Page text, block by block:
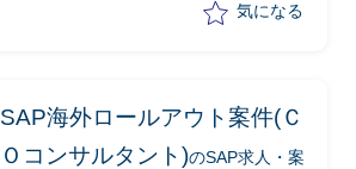
気になる
SAP海外ロールアウト案件(Ｃ
Ｏコンサルタント)のSAP求人・案